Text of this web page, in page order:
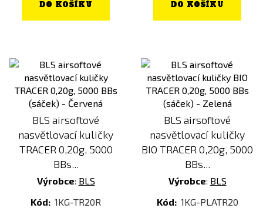
DO KOŠÍKU DO KOŠÍKU
BLS airsoftové
nasvětlovací kuličky
TRACER 0,20g, 5000
BBs...
Výrobce: BLS
Kód: 1KG-TR20R
BLS airsoftové
nasvětlovací kuličky
BIO TRACER 0,20g, 5000
BBs...
Výrobce: BLS
Kód: 1KG-PLATR20